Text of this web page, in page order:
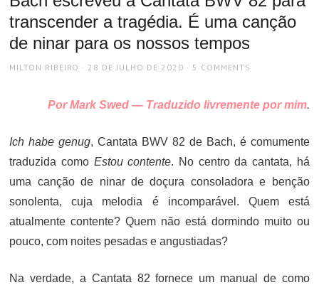
transcender a tragédia. É uma canção
de ninar para os nossos tempos
AUTHOR
MILTON RIBEIRO
POSTED
28 DE JULHO DE 2020 5 COMMENTS
Por Mark Swed — Traduzido livremente por mim.
Ich habe genug, Cantata BWV 82 de Bach, é comumente
traduzida como Estou contente. No centro da cantata, há
uma canção de ninar de doçura consoladora e benção
sonolenta, cuja melodia é incomparável. Quem está
atualmente contente? Quem não está dormindo muito ou
pouco, com noites pesadas e angustiadas?
Na verdade, a Cantata 82 fornece um manual de como